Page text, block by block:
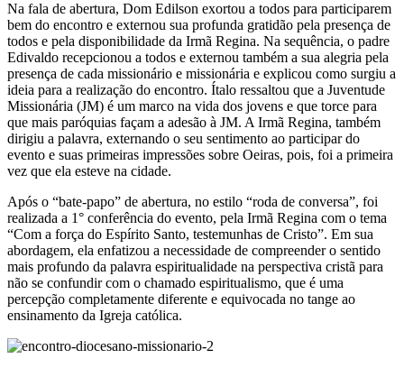
Na fala de abertura, Dom Edilson exortou a todos para participarem
bem do encontro e externou sua profunda gratidão pela presença de
todos e pela disponibilidade da Irmã Regina. Na sequência, o padre
Edivaldo recepcionou a todos e externou também a sua alegria pela
presença de cada missionário e missionária e explicou como surgiu a
ideia para a realização do encontro. Ítalo ressaltou que a Juventude
Missionária (JM) é um marco na vida dos jovens e que torce para
que mais paróquias façam a adesão à JM. A Irmã Regina, também
dirigiu a palavra, externando o seu sentimento ao participar do
evento e suas primeiras impressões sobre Oeiras, pois, foi a primeira
vez que ela esteve na cidade.
Após o “bate-papo” de abertura, no estilo “roda de conversa”, foi
realizada a 1° conferência do evento, pela Irmã Regina com o tema
“Com a força do Espírito Santo, testemunhas de Cristo”. Em sua
abordagem, ela enfatizou a necessidade de compreender o sentido
mais profundo da palavra espiritualidade na perspectiva cristã para
não se confundir com o chamado espiritualismo, que é uma
percepção completamente diferente e equivocada no tange ao
ensinamento da Igreja católica.